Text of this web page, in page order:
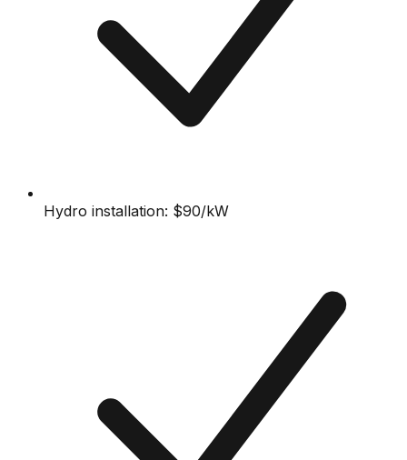
Hydro installation: $90/kW